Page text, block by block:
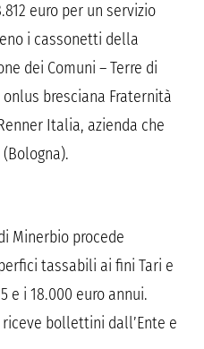
euro per un servizio
i cassonetti della
dei Comuni – Terre di
bresciana Fraternità
Italia, azienda che
Minerbio procede
tassabili ai fini Tari e
e i 18.000 euro annui.
bollettini dall’Ente e